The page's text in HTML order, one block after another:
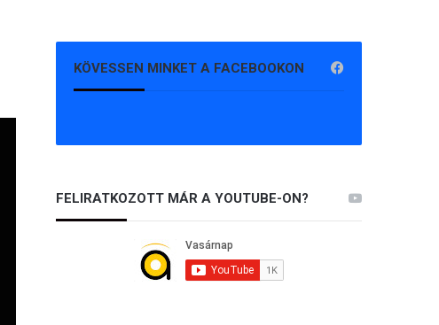
KÖVESSEN MINKET A FACEBOOKON
FELIRATKOZOTT MÁR A YOUTUBE-ON?